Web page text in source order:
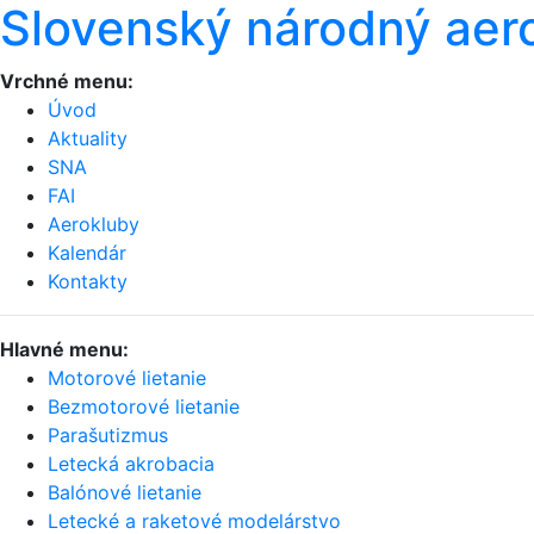
Slovenský národný
Vrchné menu:
Úvod
Aktuality
SNA
FAI
Aerokluby
Kalendár
Kontakty
Hlavné menu:
Motorové lietanie
Bezmotorové lietanie
Parašutizmus
Letecká akrobacia
Balónové lietanie
Letecké a raketové modelárstvo